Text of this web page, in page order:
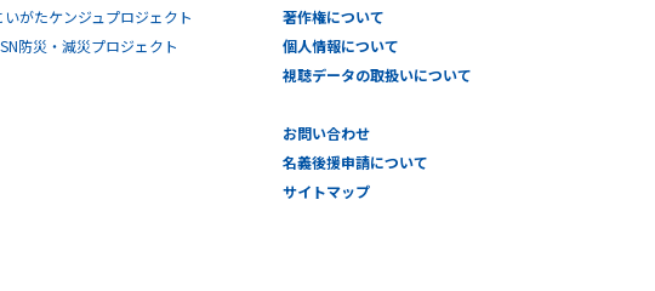
いがたケンジュプロジェクト
防災・減災プロジェクト
著作権について
個人情報について
視聴データの取扱いについて
お問い合わせ
名義後援申請について
サイトマップ